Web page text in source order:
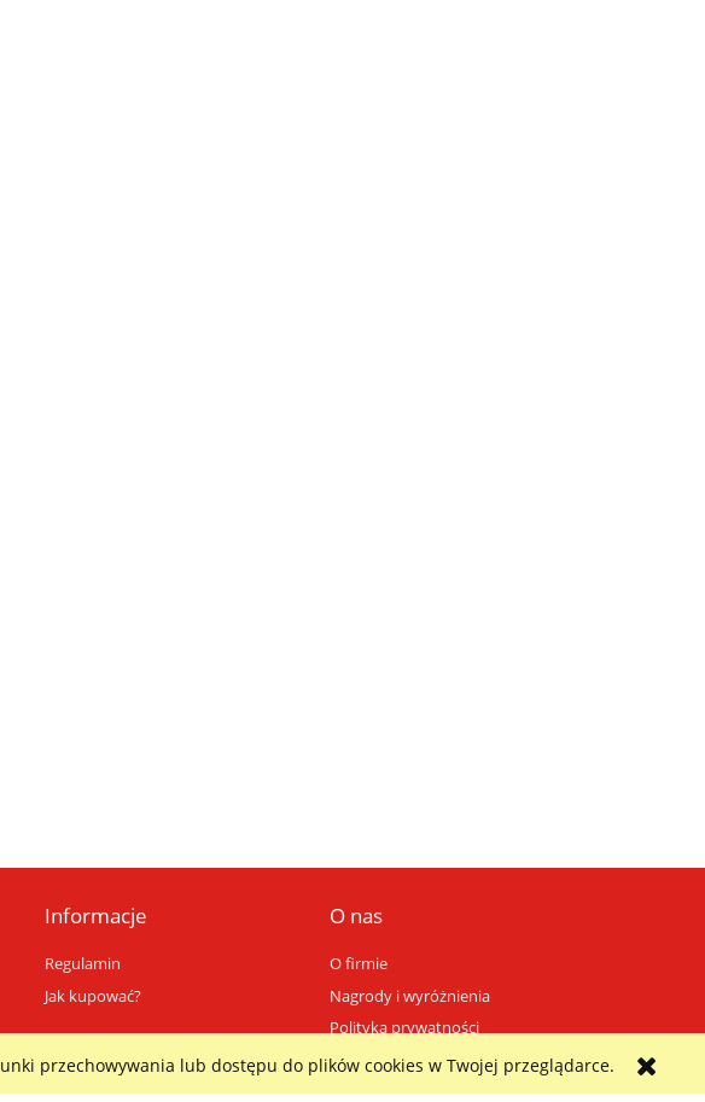
przechowywania lub dostępu do plików cookies w Twojej przeglądarce.
Informacje
Regulamin
Jak kupować?
O nas
O firmie
Nagrody i wyróżnienia
Polityka prywatności